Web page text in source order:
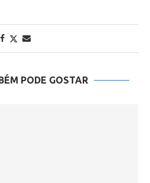
PODE GOSTAR